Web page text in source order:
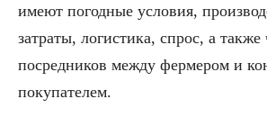
имеют погодные условия,
затраты, логистика, спрос, а также
посредников между фермером и
покупателем.